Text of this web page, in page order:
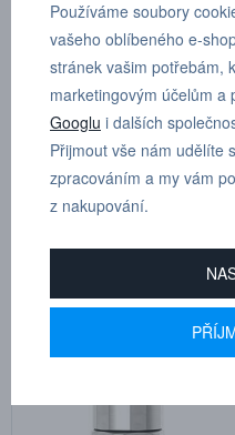
Seřadit
Používáme soubory
vašeho oblíbeného e-
stránek vašim potřebám,
marketingovým účelům a
Googlu i dalších
Přijmout vše nám udělíte
zpracováním a my vám
z nakupování.